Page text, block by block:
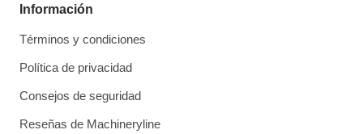
Información
Términos y condiciones
Política de privacidad
Consejos de seguridad
Reseñas de Machineryline